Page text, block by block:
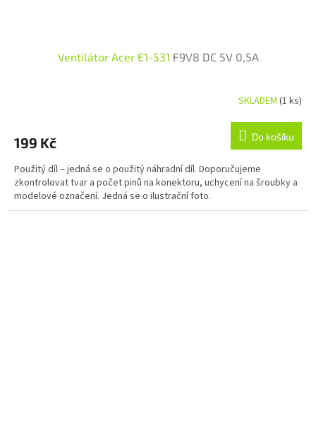
Ventilátor Acer E1-531 F9V8 DC 5V 0,5A
SKLADEM (1 ks)
199 Kč Do košíku
Použitý díl – jedná se o použitý náhradní díl. Doporučujeme
zkontrolovat tvar a počet pinů na konektoru, uchycení na šroubky a
modelové označení. Jedná se o ilustrační foto.